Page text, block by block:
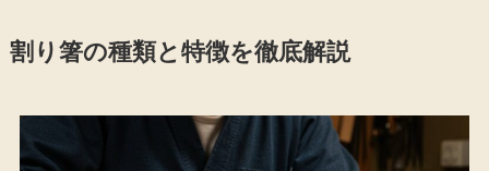
割り箸の種類と特徴を徹底解説